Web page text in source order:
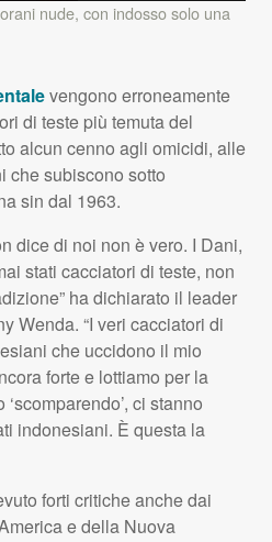
nude, con indosso solo una
vengono erroneamente
di teste più temuta del
alcun cenno agli omicidi, alle
che subiscono sotto
sin dal 1963.
dice di noi non è vero. I Dani,
stati cacciatori di teste, non
ha dichiarato il leader
Wenda. “I veri cacciatori di
che uccidono il mio
forte e lottiamo per la
ci stanno
indonesiani. È questa la
forti critiche anche dai
e della Nuova